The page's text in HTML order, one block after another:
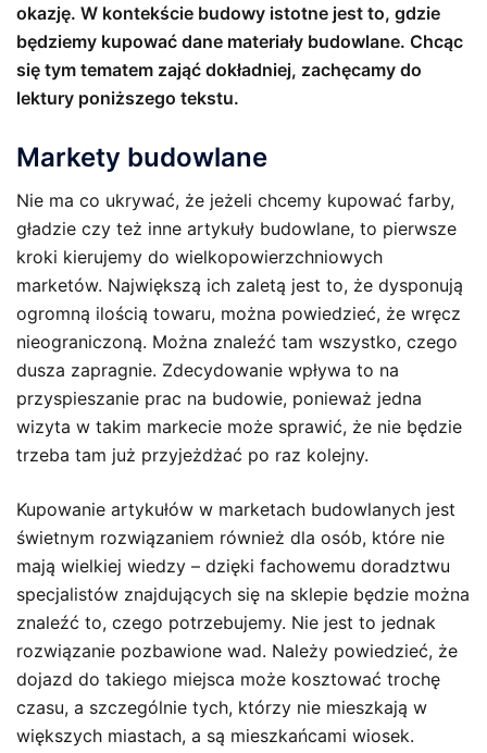
okazję. W kontekście budowy istotne jest to, gdzie
będziemy kupować dane materiały budowlane. Chcąc
się tym tematem zająć dokładniej, zachęcamy do
lektury poniższego tekstu.
Markety budowlane
Nie ma co ukrywać, że jeżeli chcemy kupować farby,
gładzie czy też inne artykuły budowlane, to pierwsze
kroki kierujemy do wielkopowierzchniowych
marketów. Największą ich zaletą jest to, że dysponują
ogromną ilością towaru, można powiedzieć, że wręcz
nieograniczoną. Można znaleźć tam wszystko, czego
dusza zapragnie. Zdecydowanie wpływa to na
przyspieszanie prac na budowie, ponieważ jedna
wizyta w takim markecie może sprawić, że nie będzie
trzeba tam już przyjeżdżać po raz kolejny.
Kupowanie artykułów w marketach budowlanych jest
świetnym rozwiązaniem również dla osób, które nie
mają wielkiej wiedzy – dzięki fachowemu doradztwu
specjalistów znajdujących się na sklepie będzie można
znaleźć to, czego potrzebujemy. Nie jest to jednak
rozwiązanie pozbawione wad. Należy powiedzieć, że
dojazd do takiego miejsca może kosztować trochę
czasu, a szczególnie tych, którzy nie mieszkają w
większych miastach, a są mieszkańcami wiosek.